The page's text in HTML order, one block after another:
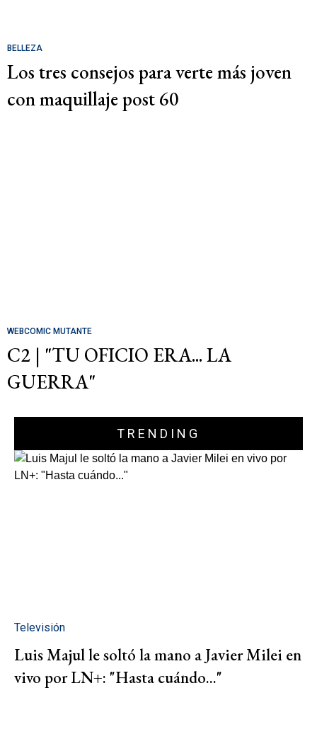
BELLEZA
Los tres consejos para verte más joven
con maquillaje post 60
WEBCOMIC MUTANTE
C2 | "TU OFICIO ERA... LA
GUERRA"
TRENDING
Televisión
Luis Majul le soltó la mano a Javier Milei en
vivo por LN+: "Hasta cuándo..."